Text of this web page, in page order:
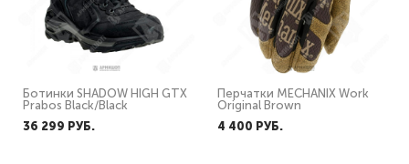
Ботинки SHADOW HIGH GTX
Prabos Black/Black
36 299 PУБ.
Перчатки MECHANIX Work
Original Brown
4 400 PУБ.